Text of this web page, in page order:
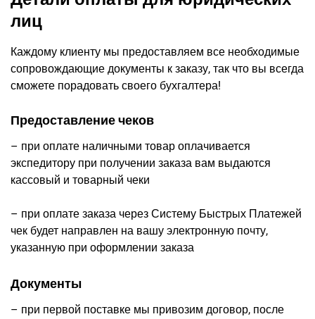
лиц
Каждому клиенту мы предоставляем все необходимые
сопровождающие документы к заказу, так что вы всегда
сможете порадовать своего бухгалтера!
Предоставление чеков
– при оплате наличными товар оплачивается
экспедитору при получении заказа вам выдаются
кассовый и товарный чеки
– при оплате заказа через Систему Быстрых Платежей
чек будет направлен на вашу электронную почту,
указанную при оформлении заказа
Документы
– при первой поставке мы привозим договор, после